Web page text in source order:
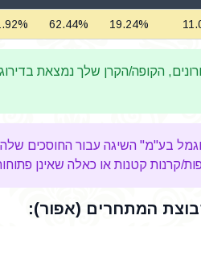
19.24%
62.44%
הקופה/הקרן שלך נמצאת בדירוג
שלה ב-12 החודשים האחרונים, תשואה מצטברת מתחת
קרנות קטנות או כאלה שאינן
המתחרים (אפור):